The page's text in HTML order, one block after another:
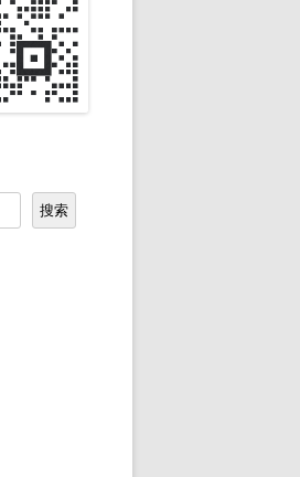
搜索